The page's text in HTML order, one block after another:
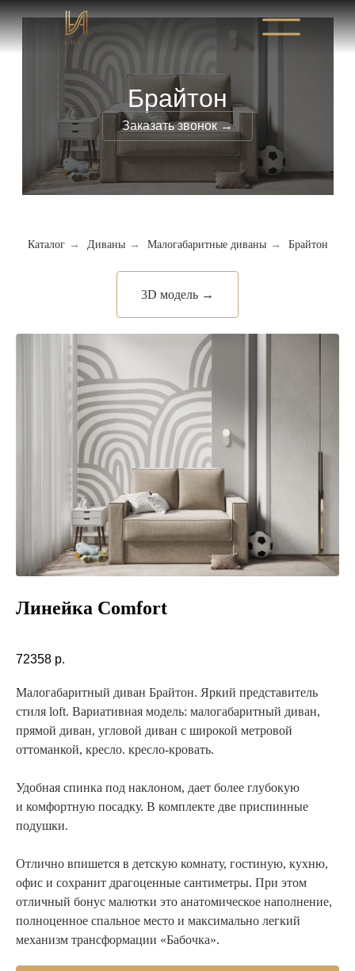
Брайтон
Заказать звонок →
Каталог → Диваны → Малогабаритные диваны → Брайтон
3D модель →
Линейка Comfort
72358 р.
Малогабаритный диван Брайтон. Яркий представитель
стиля loft. Вариативная модель: малогабаритный диван,
прямой диван, угловой диван с широкой метровой
оттоманкой, кресло. кресло-кровать.
Удобная спинка под наклоном, дает более глубокую
и комфортную посадку. В комплекте две приспинные
подушки.
Отлично впишется в детскую комнату, гостиную, кухню,
офис и сохранит драгоценные сантиметры. При этом
отличный бонус малютки это анатомическое наполнение,
полноценное спальное место и максимально легкий
механизм трансформации «Бабочка».